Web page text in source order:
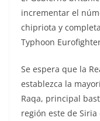
incrementar el
chipriota y
Typhoon
Se espera que la
establezca la
Raqa, principal
región este de